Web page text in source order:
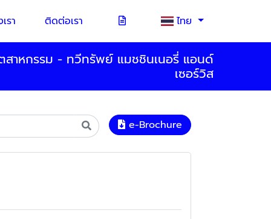
รา ติดต่อเรา ไทย
าหกรรม - ทวีทรัพย์ แมชชินเนอรี่ แอนด์
เซอร์วิส
e-Brochure